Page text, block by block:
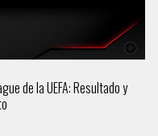
de la UEFA: Resultado y